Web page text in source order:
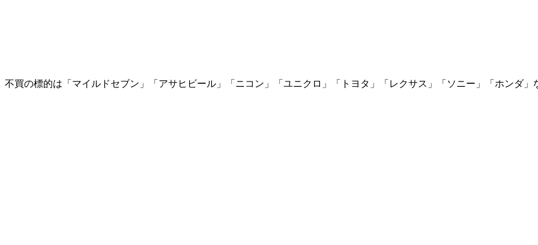
不買の標的は「マイルドセブン」「アサヒビール」「ニコン」「ユニクロ」「トヨタ」「レクサス」「ソニー」「ホンダ」